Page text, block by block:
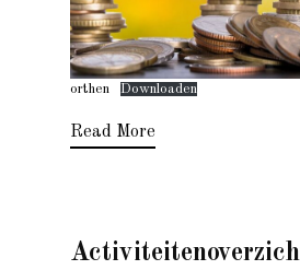
orthen Downloaden
Read More